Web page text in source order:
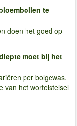
te
doen het goed op
moet bij het
per bolgewas.
van het wortelstelsel